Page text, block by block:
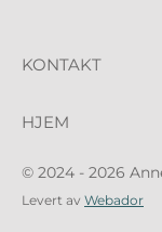
KONTAKT
HJEM
© 2024 - 2026
Levert av Webador